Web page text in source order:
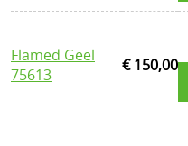
Flamed Geel
75613
€ 150,00